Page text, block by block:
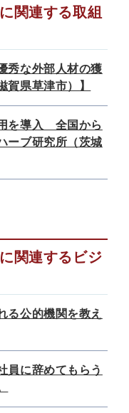
関連する取組
秀な外部人材の獲
賀県草津市）】
を導入 全国から
ーブ研究所（茨城
関連するビジ
る公的機関を教え
員に辞めてもらう